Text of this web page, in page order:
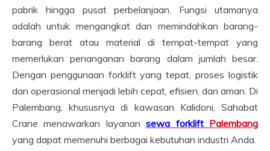
pabrik hingga pusat perbelanjaan. Fungsi utamanya
adalah untuk mengangkat dan memindahkan barang-
barang berat atau material di tempat-tempat yang
memerlukan penanganan barang dalam jumlah besar.
Dengan penggunaan forklift yang tepat, proses logistik
dan operasional menjadi lebih cepat, efisien, dan aman. Di
Palembang, khususnya di kawasan Kalidoni, Sahabat
Crane menawarkan layanansewa forkliftPalembang
yang dapat memenuhi berbagai kebutuhan industri Anda.